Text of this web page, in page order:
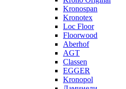
Kronospan
Kronotex
Loc Floor
Floorwood
Aberhof
AGT
Classen
EGGER
Kronopol